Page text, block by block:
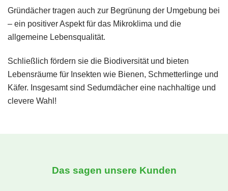
Gründächer tragen auch zur Begrünung der Umgebung bei
– ein positiver Aspekt für das Mikroklima und die
allgemeine Lebensqualität.
Schließlich fördern sie die Biodiversität und bieten
Lebensräume für Insekten wie Bienen, Schmetterlinge und
Käfer. Insgesamt sind Sedumdächer eine nachhaltige und
clevere Wahl!
Das sagen unsere Kunden